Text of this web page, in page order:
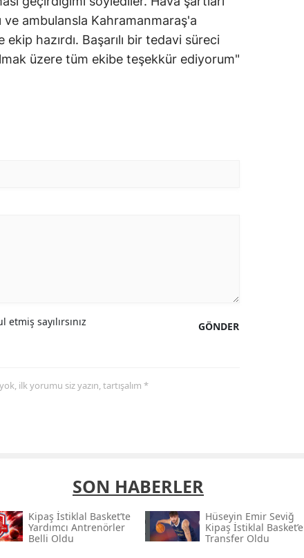
ve ambulansla Kahramanmaraş'a
hazırdı. Başarılı bir tedavi süreci
üzere tüm ekibe teşekkür ediyorum"
GÖNDER
sayılırsınız
ilk yorumu siz yazın, tartışalım *
SON HABERLER
Kipaş İstiklal Basket’te
Yardımcı Antrenörler
Belli Oldu
Hüseyin Emir Seviğ
Kipaş İstiklal Basket’e
Transfer Oldu